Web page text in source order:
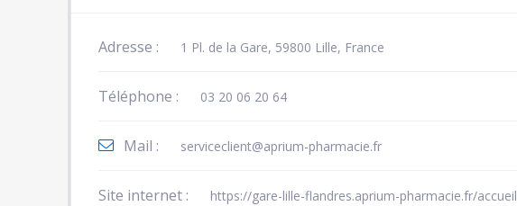
Adresse : 1 Pl. de la Gare, 59800 Lille, France
Téléphone : 03 20 06 20 64
Mail : serviceclient@aprium-pharmacie.fr
Site internet : https://gare-lille-flandres.aprium-pharmacie.fr/accueil